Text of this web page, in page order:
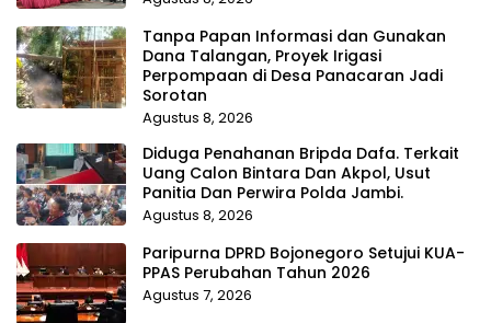
Tanpa Papan Informasi dan Gunakan
Dana Talangan, Proyek Irigasi
Perpompaan di Desa Panacaran Jadi
Sorotan
Agustus 8, 2026
Diduga Penahanan Bripda Dafa. Terkait
Uang Calon Bintara Dan Akpol, Usut
Panitia Dan Perwira Polda Jambi.
Agustus 8, 2026
Paripurna DPRD Bojonegoro Setujui KUA-
PPAS Perubahan Tahun 2026
Agustus 7, 2026